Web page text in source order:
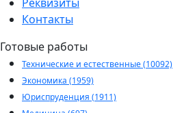
Контакты
Готовые работы
Технические и естественные (10092)
Экономика (1959)
Юриспруденция (1911)